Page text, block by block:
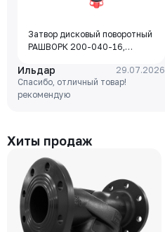
Затвор дисковый поворотный
РАШВОРК 200-040-16,
250 (GG25), диск - GJS-400-
15 (GGG40), уплотнение -
EPDM, М/Ф, рукоятка
Ильдар
29.07.2026
Спасибо, отличный товар!
рекомендую
Хиты продаж